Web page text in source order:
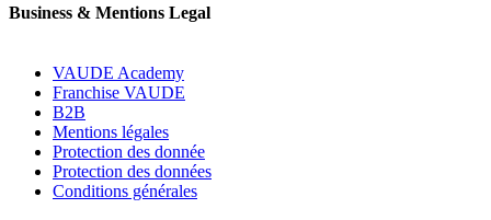
Business & Mentions Legal
VAUDE Academy
Franchise VAUDE
B2B
Mentions légales
Protection des donnée
Protection des données
Conditions générales